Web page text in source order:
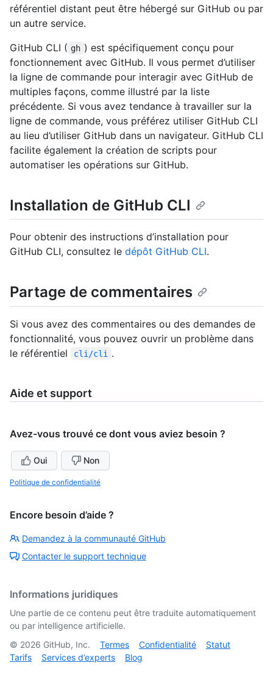
référentiel distant peut être hébergé sur GitHub ou par
un autre service.
GitHub CLI ( gh ) est spécifiquement conçu pour
fonctionnement avec GitHub. Il vous permet d’utiliser
la ligne de commande pour interagir avec GitHub de
multiples façons, comme illustré par la liste
précédente. Si vous avez tendance à travailler sur la
ligne de commande, vous préférez utiliser GitHub CLI
au lieu d’utiliser GitHub dans un navigateur. GitHub CLI
facilite également la création de scripts pour
automatiser les opérations sur GitHub.
Installation de GitHub CLI
Pour obtenir des instructions d’installation pour
GitHub CLI, consultez le dépôt GitHub CLI.
Partage de commentaires
Si vous avez des commentaires ou des demandes de
fonctionnalité, vous pouvez ouvrir un problème dans
le référentiel
cli/cli .
Aide et support
Avez-vous trouvé ce dont vous aviez besoin ?
Oui Non
Politique de confidentialité
Encore besoin d’aide ?
Demandez à la communauté GitHub
Contacter le support technique
Informations juridiques
Une partie de ce contenu peut être traduite automatiquement
ou par intelligence artificielle.
© 2026 GitHub, Inc. Termes Confidentialité
Statut
Tarifs
Services d’experts Blog